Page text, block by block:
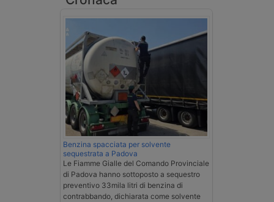
Benzina spacciata per solvente
sequestrata a Padova
Le Fiamme Gialle del Comando Provinciale
di Padova hanno sottoposto a sequestro
preventivo 33mila litri di benzina di
contrabbando, dichiarata come solvente